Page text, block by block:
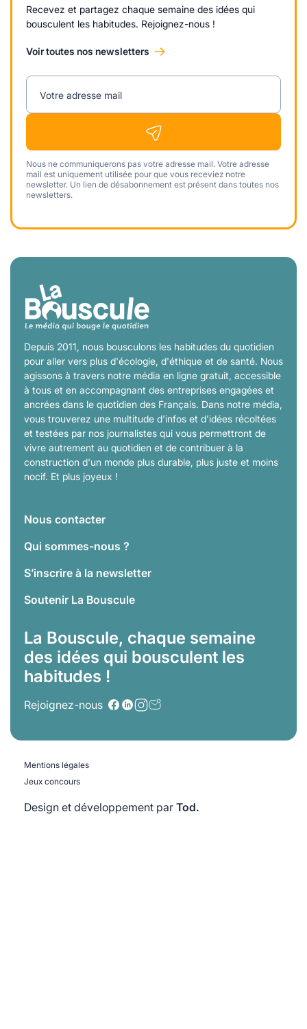
Recevez et partagez chaque semaine des idées qui
bousculent les habitudes. Rejoignez-nous !
Voir toutes nos newsletters
Votre adresse mail
Nous ne communiquerons pas votre adresse mail. Votre adresse
mail est uniquement utilisée pour que vous receviez notre
newsletter. Un lien de désabonnement est présent dans toutes nos
newsletters.
Depuis 2011, nous bousculons les habitudes du quotidien
pour aller vers plus d'écologie, d'éthique et de santé. Nous
agissons à travers notre média en ligne gratuit, accessible
à tous et en accompagnant des entreprises engagées et
ancrées dans le quotidien des Français. Dans notre média,
vous trouverez une multitude d'infos et d'idées récoltées
et testées par nos journalistes qui vous permettront de
vivre autrement au quotidien et de contribuer à la
construction d'un monde plus durable, plus juste et moins
nocif. Et plus joyeux !
Nous contacter
Qui sommes-nous ?
S’inscrire à la newsletter
Soutenir La Bouscule
La Bouscule, chaque semaine
des idées qui bousculent les
habitudes !
Rejoignez-nous
Mentions légales
Jeux concours
Design et développement par Tod.